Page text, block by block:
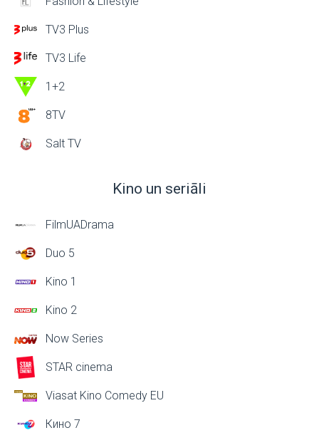
TV3 Plus
TV3 Life
1+2
8TV
Salt TV
Kino un seriāli
FilmUADrama
Duo 5
Kino 1
Kino 2
Now Series
STAR cinema
Viasat Kino Comedy EU
Кино 7